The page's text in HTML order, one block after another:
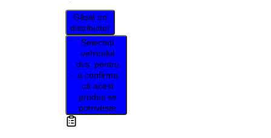
Găsiți un
distribuitor
Selectați
vehiculul
dvs. pentru
a confirma
că acest
produs se
potrivește